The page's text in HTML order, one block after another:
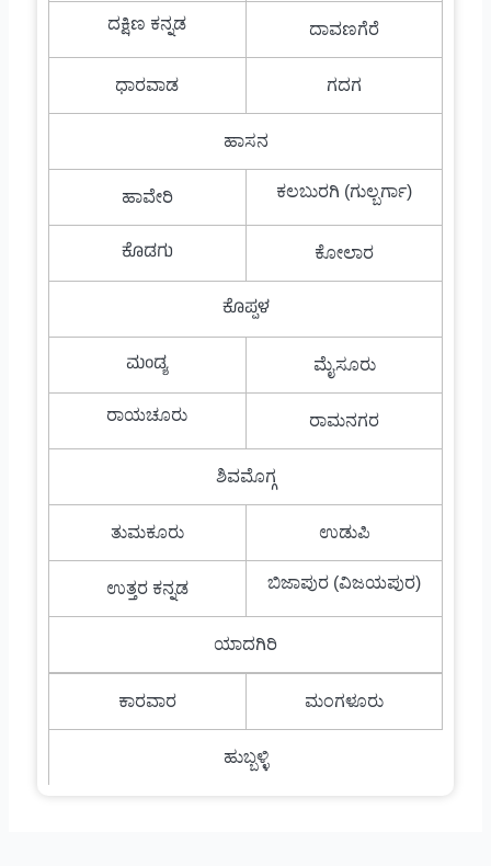
ದಕ್ಷಿಣ ಕನ್ನಡ ದಾವಣಗೆರೆ
ಧಾರವಾಡ ಗದಗ
ಹಾಸನ
ಹಾವೇರಿ ಕಲಬುರಗಿ (ಗುಲ್ಬರ್ಗಾ)
ಕೊಡಗು ಕೋಲಾರ
ಕೊಪ್ಪಳ
ಮಂಡ್ಯ
ಮೈಸೂರು
ರಾಯಚೂರು ರಾಮನಗರ
ಶಿವಮೊಗ್ಗ
ತುಮಕೂರು ಉಡುಪಿ
ಉತ್ತರ ಕನ್ನಡ ಬಿಜಾಪುರ (ವಿಜಯಪುರ)
ಯಾದಗಿರಿ
ಕಾರವಾರ ಮಂಗಳೂರು
ಹುಬ್ಬಳ್ಳಿ